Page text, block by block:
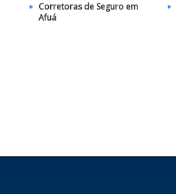
Corretoras de Seguro em
Afuá